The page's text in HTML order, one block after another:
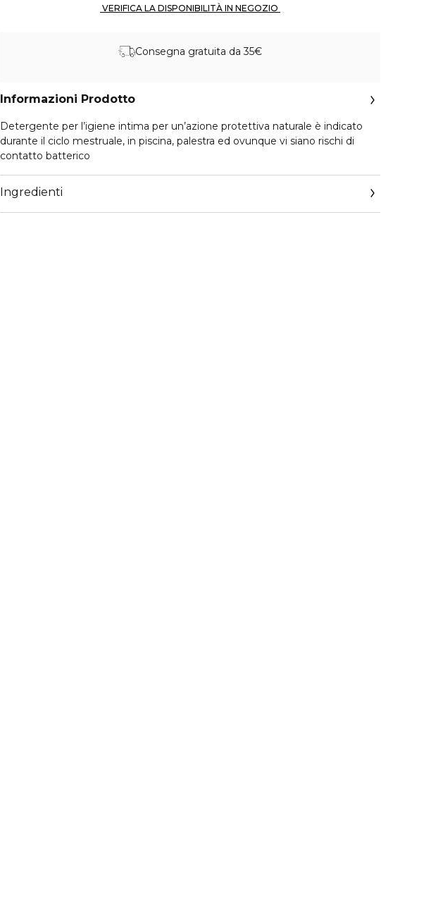
Consegna gratuita da 35€
Informazioni Prodotto
Detergente per l’igiene intima per un’azione protettiva naturale è indicato
durante il ciclo mestruale, in piscina, palestra ed ovunque vi siano rischi di
contatto batterico
Ingredienti